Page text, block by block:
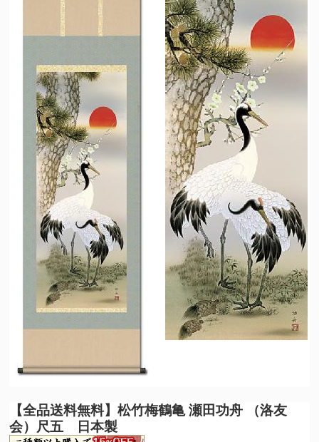
【全品送料無料】松竹梅鶴亀 瀬田功舟 （洛友
会）尺五 日本製